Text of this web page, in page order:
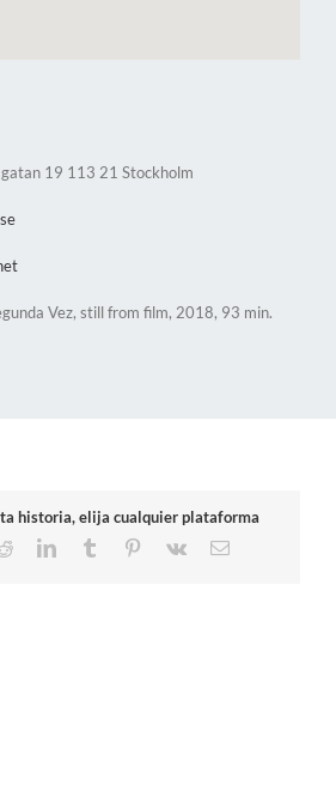
19 113 21 Stockholm
Vez, still from film, 2018, 93 min.
historia, elija cualquier plataforma
RedditLinkedInTumblr Pinterest
Vk
Correo